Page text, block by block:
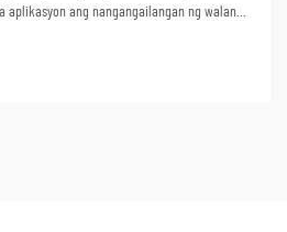
aplikasyon ang nangangailangan ng walang